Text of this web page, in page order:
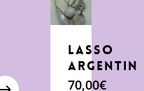
Lasso
Argentin
70,00€